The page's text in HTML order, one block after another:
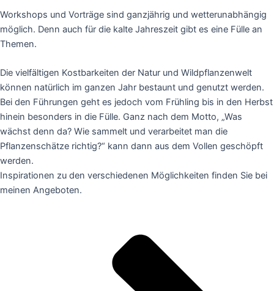
Workshops und Vorträge sind ganzjährig und wetterunabhängig
möglich. Denn auch für die kalte Jahreszeit gibt es eine Fülle an
Themen.
Die vielfältigen Kostbarkeiten der Natur und Wildpflanzenwelt
können natürlich im ganzen Jahr bestaunt und genutzt werden.
Bei den Führungen geht es jedoch vom Frühling bis in den Herbst
hinein besonders in die Fülle. Ganz nach dem Motto, „Was
wächst denn da? Wie sammelt und verarbeitet man die
Pflanzenschätze richtig?“ kann dann aus dem Vollen geschöpft
werden.
Inspirationen zu den verschiedenen Möglichkeiten finden Sie bei
meinen Angeboten.